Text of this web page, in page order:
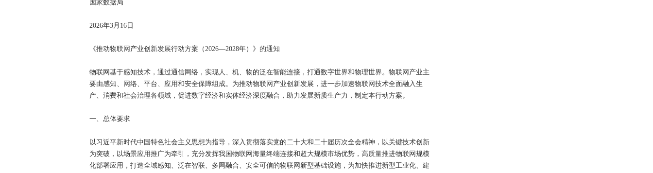
国家数据局
2026年3月16日
《推动物联网产业创新发展行动方案（2026—2028年）》的通知
物联网基于感知技术，通过通信网络，实现人、机、物的泛在智能连接，打通数字世界和物理世界。物联网产业主
要由感知、网络、平台、应用和安全保障组成。为推动物联网产业创新发展，进一步加速物联网技术全面融入生
产、消费和社会治理各领域，促进数字经济和实体经济深度融合，助力发展新质生产力，制定本行动方案。
一、总体要求
以习近平新时代中国特色社会主义思想为指导，深入贯彻落实党的二十大和二十届历次全会精神，以关键技术创新
为突破，以场景应用推广为牵引，充分发挥我国物联网海量终端连接和超大规模市场优势，高质量推进物联网规模
化部署应用，打造全域感知、泛在智联、多网融合、安全可信的物联网新型基础设施，为加快推进新型工业化、建